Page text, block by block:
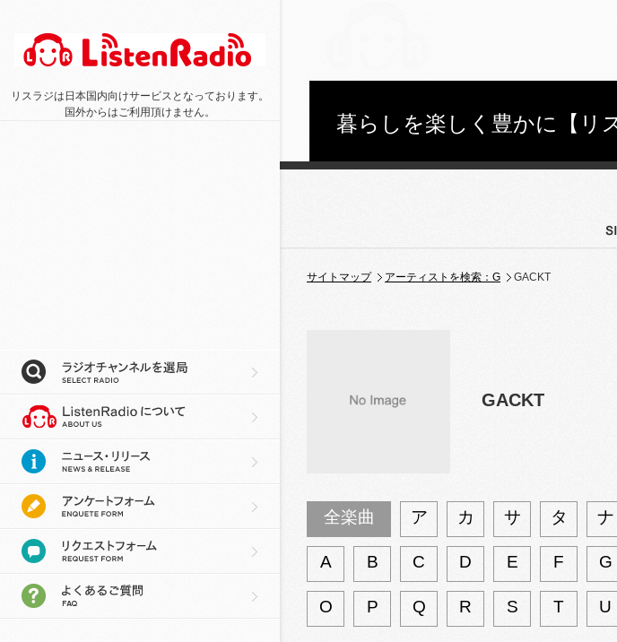
暮らしを楽しく豊かに【リ
リスラジは日本国内向けサービスとなっております。
国外からはご利用頂けません。
サイトマップ アーティストを検索：G GACKT
GACKT
全楽曲 ア カ サ タ ナ
A B C D E F G
O P Q R S T U